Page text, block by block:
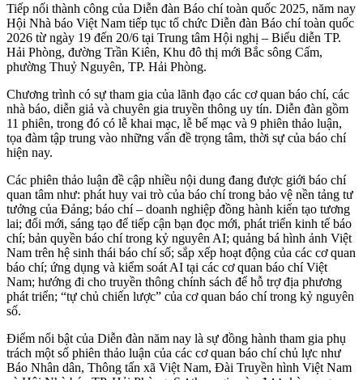
Tiếp nối thành công của Diễn đàn Báo chí toàn quốc 2025, năm nay
Hội Nhà báo Việt Nam tiếp tục tổ chức Diễn đàn Báo chí toàn quốc
2026 từ ngày 19 đến 20/6 tại Trung tâm Hội nghị – Biểu diễn TP.
Hải Phòng, đường Trần Kiên, Khu đô thị mới Bắc sông Cấm,
phường Thuỷ Nguyên, TP. Hải Phòng.
Chương trình có sự tham gia của lãnh đạo các cơ quan báo chí, các
nhà báo, diễn giả và chuyên gia truyền thông uy tín. Diễn đàn gồm
11 phiên, trong đó có lễ khai mạc, lễ bế mạc và 9 phiên thảo luận,
tọa đàm tập trung vào những vấn đề trọng tâm, thời sự của báo chí
hiện nay.
Các phiên thảo luận đề cập nhiều nội dung đang được giới báo chí
quan tâm như: phát huy vai trò của báo chí trong bảo vệ nền tảng tư
tưởng của Đảng; báo chí – doanh nghiệp đồng hành kiến tạo tương
lai; đổi mới, sáng tạo để tiếp cận bạn đọc mới, phát triển kinh tế báo
chí; bản quyền báo chí trong kỷ nguyên AI; quảng bá hình ảnh Việt
Nam trên hệ sinh thái báo chí số; sắp xếp hoạt động của các cơ quan
báo chí; ứng dụng và kiểm soát AI tại các cơ quan báo chí Việt
Nam; hướng đi cho truyền thông chính sách để hỗ trợ địa phương
phát triển; “tự chủ chiến lược” của cơ quan báo chí trong kỷ nguyên
số.
Điểm nổi bật của Diễn đàn năm nay là sự đồng hành tham gia phụ
trách một số phiên thảo luận của các cơ quan báo chí chủ lực như
Báo Nhân dân, Thông tấn xã Việt Nam, Đài Truyền hình Việt Nam